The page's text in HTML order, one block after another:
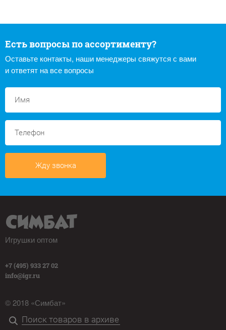
Есть вопросы по ассортименту?
Оставьте контакты, наши менеджеры свяжутся с вами
и ответят на все вопросы
Жду звонка
Игрушки оптом
+7 (495) 933 27 02
info@igr.ru
© 2018 «Симбат»